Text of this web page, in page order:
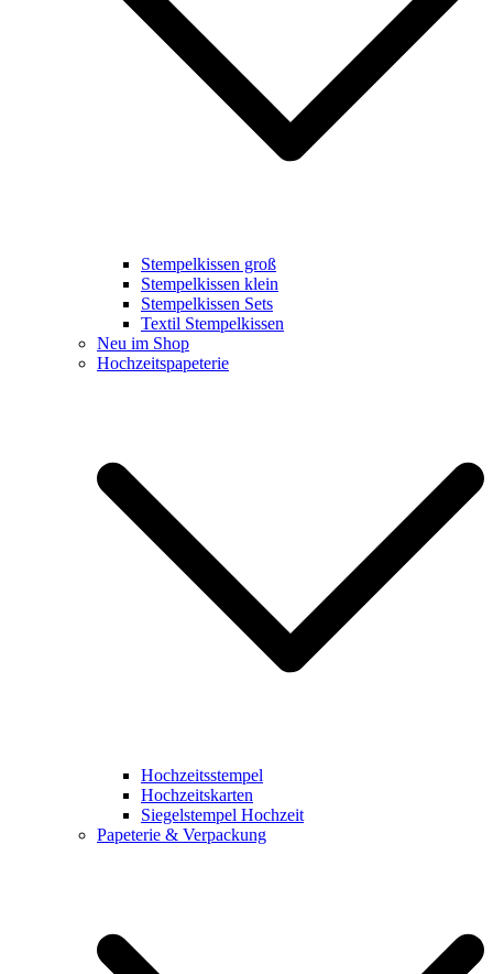
Stempelkissen groß
Stempelkissen klein
Stempelkissen Sets
Textil Stempelkissen
Neu im Shop
Hochzeitspapeterie
Hochzeitsstempel
Hochzeitskarten
Siegelstempel Hochzeit
Papeterie & Verpackung